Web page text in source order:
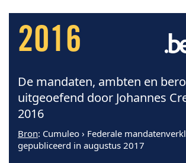
2016
De mandaten, ambten en
uitgeoefend door Johannes
2016
Bron: Cumuleo › Federale
gepubliceerd in augustus 2017